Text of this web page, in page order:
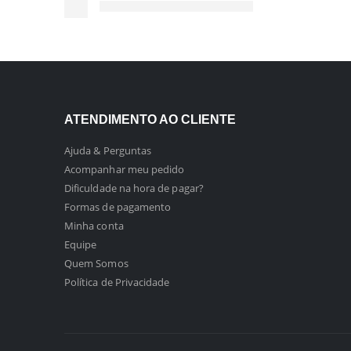
ATENDIMENTO AO CLIENTE
Ajuda & Perguntas
Acompanhar meu pedido
Dificuldade na hora de pagar?
Formas de pagamento
Minha conta
Equipe
Quem Somos
Política de Privacidade